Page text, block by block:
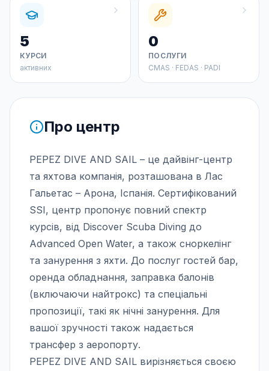
5
КУРСИ
активних
0
ПОСЛУГИ
CMAS · FEDAS · PADI
Про центр
PEPEZ DIVE AND SAIL – це дайвінг-центр
та яхтова компанія, розташована в Лас
Гальетас – Арона, Іспанія. Сертифікований
SSI, центр пропонує повний спектр
курсів, від Discover Scuba Diving до
Advanced Open Water, а також сноркелінг
та занурення з яхти. До послуг гостей бар,
оренда обладнання, заправка балонів
(включаючи найтрокс) та спеціальні
пропозиції, такі як нічні занурення. Для
вашої зручності також надається
трансфер з аеропорту.
PEPEZ DIVE AND SAIL вирізняється своєю